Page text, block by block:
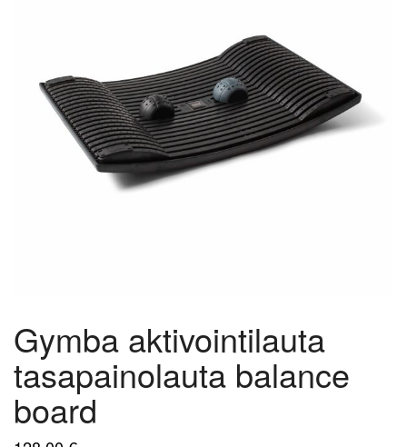
Gymba aktivointilauta
tasapainolauta balance
board